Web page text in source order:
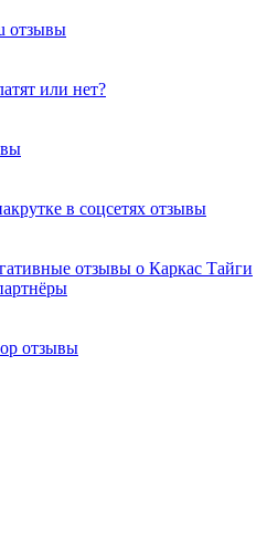
отзывы
или нет?
в соцсетях отзывы
отзывы о Каркас Тайги
отзывы